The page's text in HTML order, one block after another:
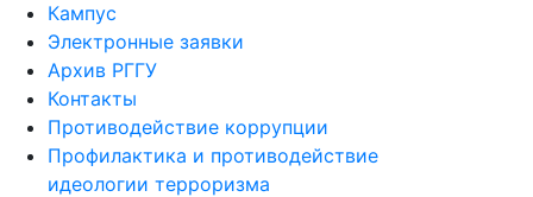
Кампус
Электронные заявки
Архив РГГУ
Контакты
Противодействие коррупции
Профилактика и противодействие
идеологии терроризма